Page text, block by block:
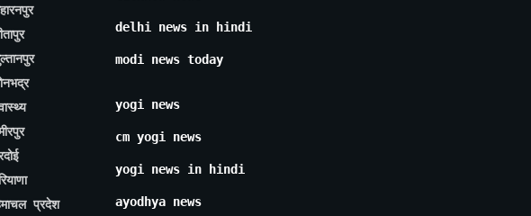
प्रदेश
delhi news in hindi
modi news today
yogi news
cm yogi news
yogi news in hindi
ayodhya news